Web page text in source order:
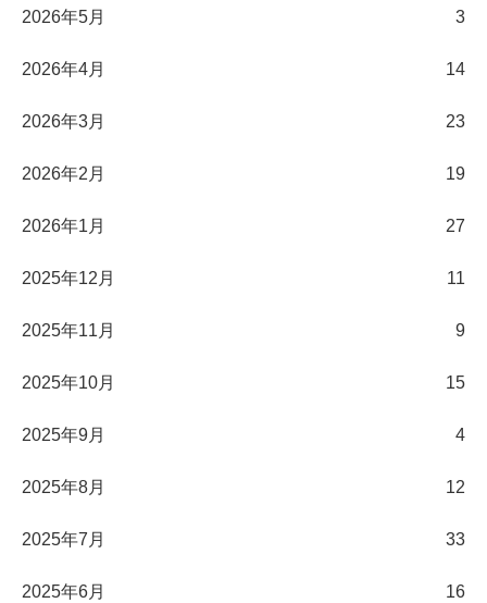
2026年5月 3
2026年4月 14
2026年3月 23
2026年2月 19
2026年1月 27
2025年12月 11
2025年11月 9
2025年10月 15
2025年9月 4
2025年8月 12
2025年7月 33
2025年6月 16